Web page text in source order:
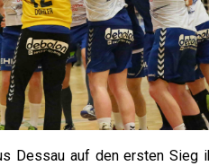
Dessau auf den ersten Sieg